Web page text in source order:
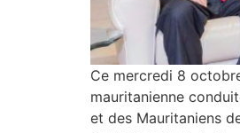
Ce mercredi 8
mauritanienne
et des Mauritaniens